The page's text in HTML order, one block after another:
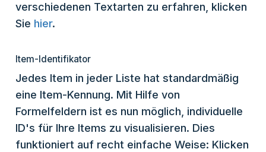
verschiedenen Textarten zu erfahren, klicken
Sie hier.
Item-Identifikator
Jedes Item in jeder Liste hat standardmäßig
eine Item-Kennung. Mit Hilfe von
Formelfeldern ist es nun möglich, individuelle
ID's für Ihre Items zu visualisieren. Dies
funktioniert auf recht einfache Weise: Klicken